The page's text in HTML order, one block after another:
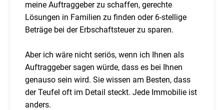
meine Auftraggeber zu schaffen, gerechte
Lösungen in Familien zu finden oder 6-stellige
Beträge bei der Erbschaftsteuer zu sparen.
Aber ich wäre nicht seriös, wenn ich Ihnen als
Auftraggeber sagen würde, dass es bei Ihnen
genauso sein wird. Sie wissen am Besten, dass
der Teufel oft im Detail steckt. Jede Immobilie ist
anders.